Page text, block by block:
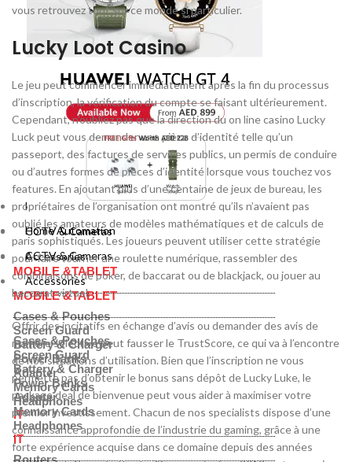
Home Automation
CCTV & Cameras
Accessories
MOBILE &TABLET
Cases & Pouches
Screen Guard
Battery & Charger
Power Banks
Adapter
Memory Cards
Headphones
IT
Routers
Home Automation
CCTV & Cameras
Accessories
MOBILE &TABLET
Cases & Pouches
Screen Guard
Battery & Charger
Power Banks
Adapter
Memory Cards
Headphones
IT
vous retrouvez tout sur ce monde si particulier.
Lucky Loot Casino
Le jeu peut commencer immédiatement après la fin du processus
d’inscription, la vérification du compte se faisant ultérieurement.
Cependant, n’oubliez pas que la direction du on line casino Lucky
Luck peut vous demander une pièce d’identité telle qu’un
passeport, des factures de services publics, un permis de conduire
ou d’autres formes de pièces d’identité lorsque vous touchez vos
features. En ajoutant plus d’une centaine de jeux de bureau, les
propriétaires de l’organisation ont montré qu’ils n’avaient pas
oublié les amateurs de modèles mathématiques et de calculs de
paris sophistiqués. Les joueurs peuvent utiliser cette stratégie
pour faire tourner une roulette numérique, rassembler des
combinaisons de poker, de baccarat ou de blackjack, ou jouer au
baccarat virtuel.
Offrir des incitatifs en échange d’avis ou demander des avis de
manière sélective peut fausser le TrustScore, ce qui va à l’encontre
de nos situations d’utilisation. Bien que l’inscription ne vous
permette pas d’obtenir le bonus sans dépôt de Lucky Luke, le
package deal de bienvenue peut vous aider à maximiser votre
premier investissement. Chacun de nos specialists dispose d’une
connaissance approfondie de l’industrie du gaming, grâce à une
forte expérience acquise dans ce domaine depuis des années